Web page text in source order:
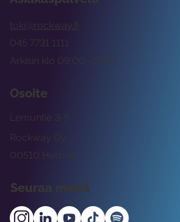
tuki@rockway.fi
Arkisin klo 09:00 -15:00
045 7731 1111
Osoite
Rockway Oy
Lemuntie 3-5
00510 Helsinki
Seuraa meitä